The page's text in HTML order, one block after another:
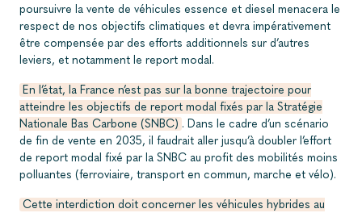
poursuivre la vente de véhicules essence et diesel menacera le
respect de nos objectifs climatiques et devra impérativement
être compensée par des efforts additionnels sur d’autres
leviers, et notamment le report modal.
En l’état, la France n’est pas sur la bonne trajectoire pour
atteindre les objectifs de report modal fixés par la Stratégie
Nationale Bas Carbone (SNBC) . Dans le cadre d’un scénario
de fin de vente en 2035, il faudrait aller jusqu’à doubler l’effort
de report modal fixé par la SNBC au profit des mobilités moins
polluantes (ferroviaire, transport en commun, marche et vélo).
Cette interdiction doit concerner les véhicules hybrides au